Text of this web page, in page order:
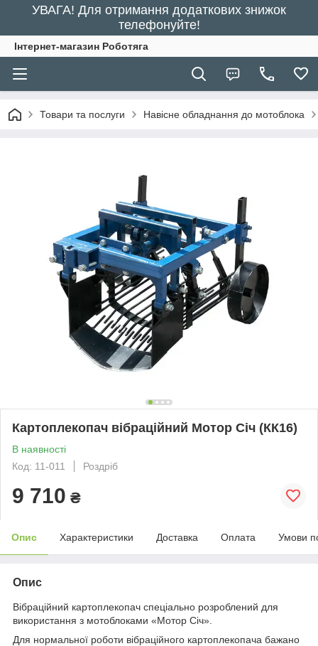
УВАГА! Для отримання додаткових знижок
телефонуйте!
Інтернет-магазин Роботяга
Товари та послуги Навісне обладнання до мотоблока
Картоплекопач вібраційний Мотор Січ (КК16)
В наявності
Код: 11-011
Роздріб
9 710 ₴
Опис Характеристики Доставка Оплата Умови
Опис
Вібраційний картоплекопач спеціально розроблений для
використання з мотоблоками «Мотор Січ».
Для нормальної роботи вібраційного картоплекопача бажано